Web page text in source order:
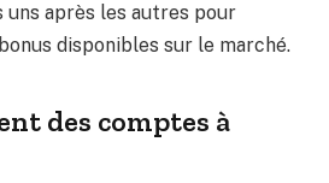
uns après les autres pour
disponibles sur le marché.
des comptes à